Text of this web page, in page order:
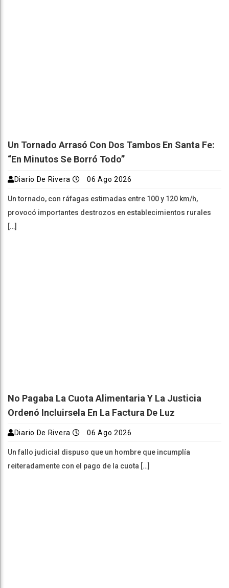
Un Tornado Arrasó Con Dos Tambos En Santa Fe:
“En Minutos Se Borró Todo”
Diario De Rivera 06 Ago 2026
Un tornado, con ráfagas estimadas entre 100 y 120 km/h,
provocó importantes destrozos en establecimientos rurales
[…]
No Pagaba La Cuota Alimentaria Y La Justicia
Ordenó Incluirsela En La Factura De Luz
Diario De Rivera 06 Ago 2026
Un fallo judicial dispuso que un hombre que incumplía
reiteradamente con el pago de la cuota […]